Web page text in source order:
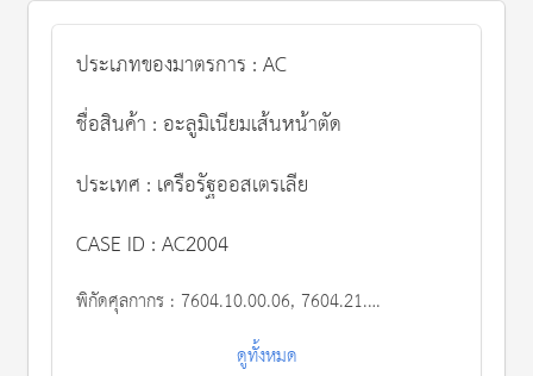
ประเภทของมาตรการ : AC
ชื่อสินค้า : อะลูมิเนียมเส้นหน้าตัด
ประเทศ : เครือรัฐออสเตรเลีย
CASE ID : AC2004
พิกัดศุลกากร : 7604.10.00.06, 7604.21.00.07, 7604.21.00.08, 7604.29.00.09, 7604.29.00.10, 7608.10.00.09, 7608.20.00.10, 7610.10.00.12 และ 7610.90.00.13
ดูทั้งหมด